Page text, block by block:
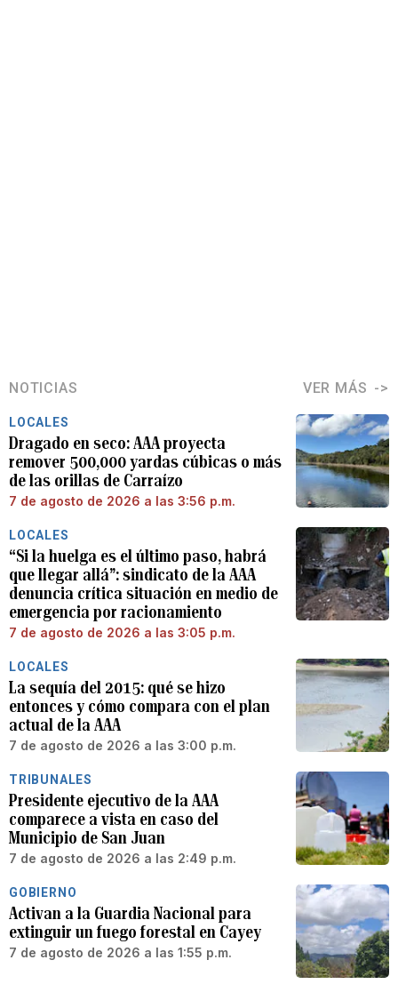
NOTICIAS VER MÁS
LOCALES
Dragado en seco: AAA proyecta
remover 500,000 yardas cúbicas o más
de las orillas de Carraízo
7 de agosto de 2026 a las 3:56 p.m.
LOCALES
“Si la huelga es el último paso, habrá
que llegar allá”: sindicato de la AAA
denuncia crítica situación en medio de
emergencia por racionamiento
7 de agosto de 2026 a las 3:05 p.m.
LOCALES
La sequía del 2015: qué se hizo
entonces y cómo compara con el plan
actual de la AAA
7 de agosto de 2026 a las 3:00 p.m.
TRIBUNALES
Presidente ejecutivo de la AAA
comparece a vista en caso del
Municipio de San Juan
7 de agosto de 2026 a las 2:49 p.m.
GOBIERNO
Activan a la Guardia Nacional para
extinguir un fuego forestal en Cayey
7 de agosto de 2026 a las 1:55 p.m.